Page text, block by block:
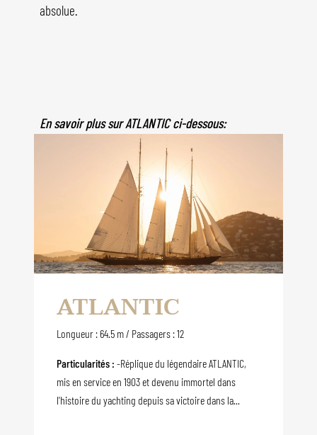
absolue.
En savoir plus sur ATLANTIC ci-dessous:
ATLANTIC
Longueur : 64.5 m / Passagers : 12
Particularités : -Réplique du légendaire ATLANTIC,
mis en service en 1903 et devenu immortel dans
l'histoire du yachting depuis sa victoire dans la...